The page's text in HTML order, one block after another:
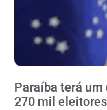
Paraíba terá um
270 mil